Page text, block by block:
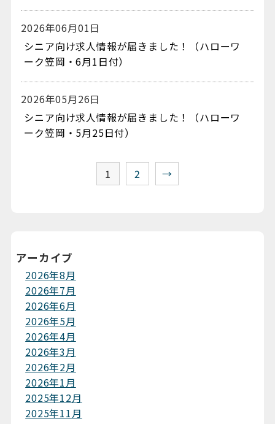
2026年06月01日
シニア向け求人情報が届きました！（ハローワ
ーク笠岡・6月1日付）
2026年05月26日
シニア向け求人情報が届きました！（ハローワ
ーク笠岡・5月25日付）
1 2 →
アーカイブ
2026年8月
2026年7月
2026年6月
2026年5月
2026年4月
2026年3月
2026年2月
2026年1月
2025年12月
2025年11月